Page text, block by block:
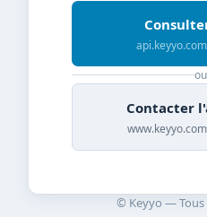
ou
Contacter
© Keyyo — Tous